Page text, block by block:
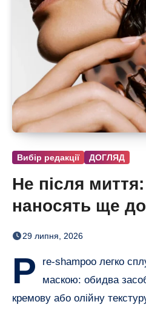
Вибір редакції ДОГЛЯД
Не після
наносять ще
29 липня, 2026
P
re-shampoo легко
маскою: обидва
кремову або олійну